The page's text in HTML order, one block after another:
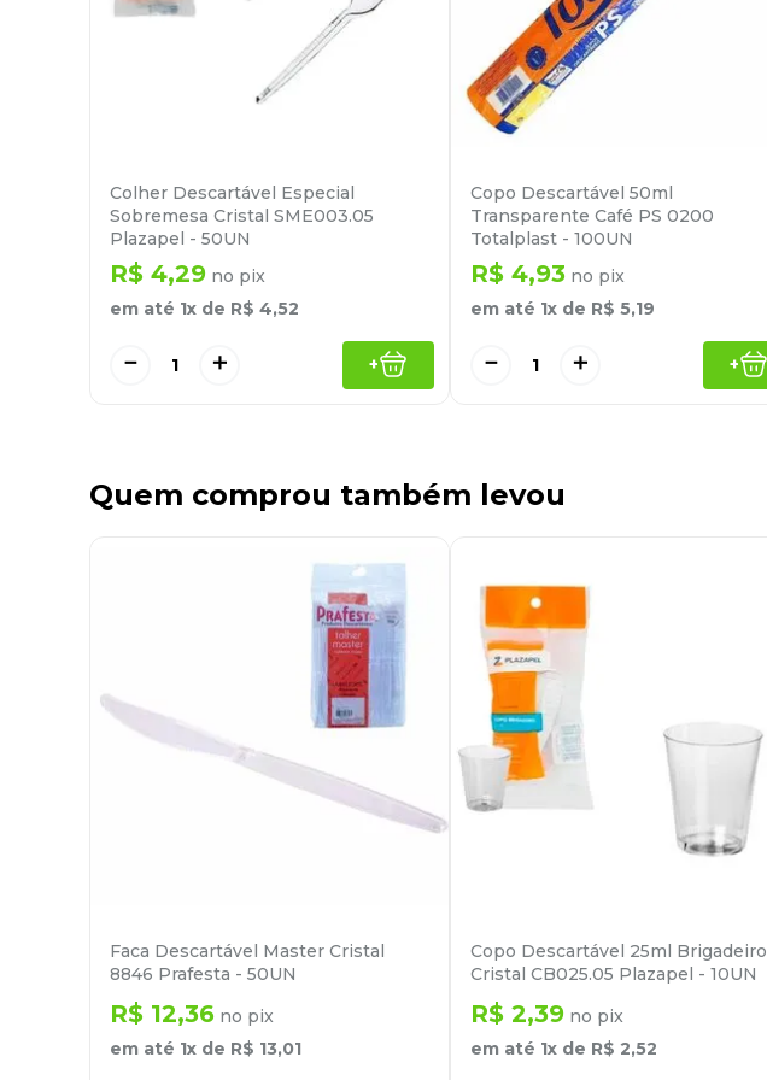
Colher Descartável Especial
Sobremesa Cristal SME003.05
Plazapel - 50UN
R$ 4,29 no pix
em até 1x de R$ 4,52
＋
－ +
Copo Descartável 50ml
Transparente Café PS 0200
Totalplast - 100UN
R$ 4,93 no pix
em até 1x de R$ 5,19
＋
－ +
Quem comprou também levou
Faca Descartável Master Cristal
8846 Prafesta - 50UN
R$ 12,36 no pix
em até 1x de R$ 13,01
Copo Descartável 25ml Brigadeiro
Cristal CB025.05 Plazapel - 10UN
R$ 2,39 no pix
em até 1x de R$ 2,52